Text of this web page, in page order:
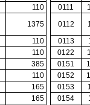
110 0111
1375 0112
110 0113
110 0122
385 0151
110 0152
165 0153
165 0154